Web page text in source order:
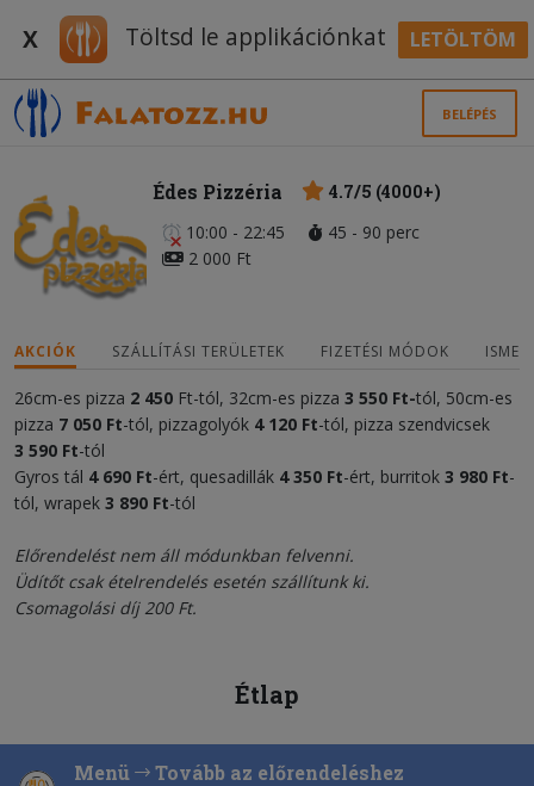
X Töltsd le applikációnkat LETÖLTÖM
BELÉPÉS
Édes Pizzéria
4.7/5 (4000+)
10:00 - 22:45
45 - 90 perc
2 000 Ft
AKCIÓK SZÁLLÍTÁSI TERÜLETEK FIZETÉSI MÓDOK
26cm-es pizza 2 450 Ft-tól, 32cm-es pizza 3 550 Ft-tól, 50cm-es
pizza 7 050 Ft-tól, pizzagolyók 4 120 Ft-tól, pizza szendvicsek
3 590 Ft-tól
Gyros tál 4 690 Ft-ért, quesadillák 4350 Ft-ért, burritok 3 980 Ft-
tól, wrapek 3 890 Ft-tól
Előrendelést nem áll módunkban felvenni.
Üdítőt csak ételrendelés esetén szállítunk ki.
Csomagolási díj 200 Ft.
Étlap
Menü Tovább az előrendeléshez